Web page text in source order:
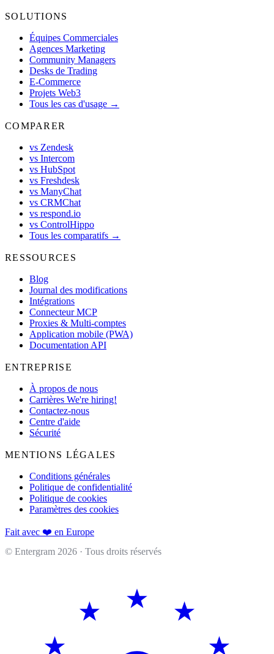
SOLUTIONS
Équipes Commerciales
Agences Marketing
Community Managers
Desks de Trading
E-Commerce
Projets Web3
Tous les cas d'usage →
COMPARER
vs Zendesk
vs Intercom
vs HubSpot
vs Freshdesk
vs ManyChat
vs CRMChat
vs respond.io
vs ControlHippo
Tous les comparatifs →
RESSOURCES
Blog
Journal des modifications
Intégrations
Connecteur MCP
Proxies & Multi-comptes
Application mobile (PWA)
Documentation API
ENTREPRISE
À propos de nous
Carrières We're hiring!
Contactez-nous
Centre d'aide
Sécurité
MENTIONS LÉGALES
Conditions générales
Politique de confidentialité
Politique de cookies
Paramètres des cookies
Fait avec ❤️ en Europe
© Entergram 2026 · Tous droits réservés